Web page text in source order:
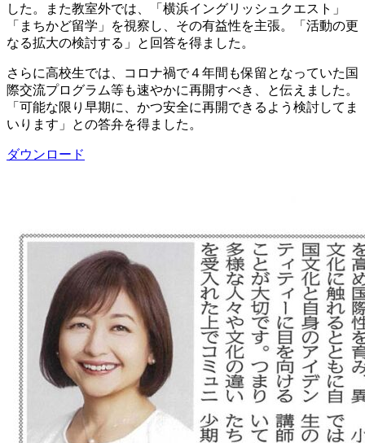
した。また教室外では、「横浜イングリッシュクエスト」
「まちかど留学」を視察し、その有益性を主張。「活動の更
なる拡大の検討する」と回答を得ました。
さらに高校生では、コロナ禍で４年間も保留となっていた国
際交流プログラム等も速やかに再開すべき、と伝えました。
「可能な限り早期に、かつ安全に再開できるよう検討してま
いります」との答弁を得ました。
ダウンロード